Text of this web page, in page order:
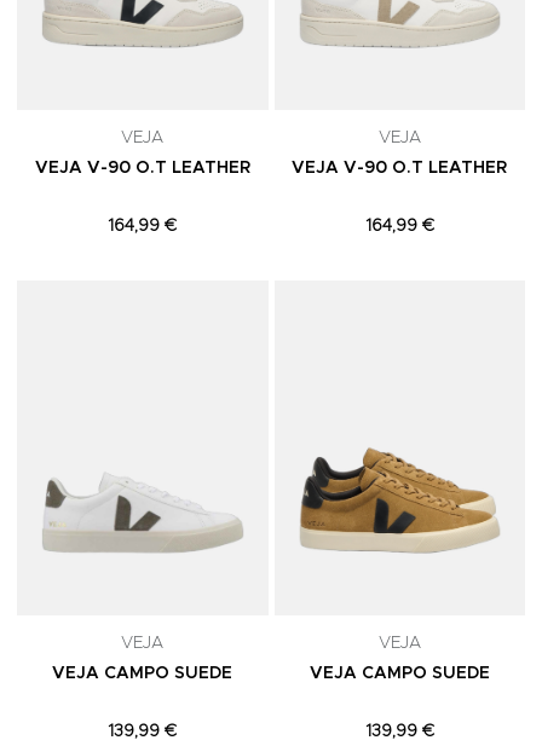
VEJA
VEJA V-90 O.T LEATHER
164,99 €
VEJA
VEJA V-90 O.T LEATHER
164,99 €
VEJA
VEJA CAMPO SUEDE
139,99 €
VEJA
VEJA CAMPO SUEDE
139,99 €